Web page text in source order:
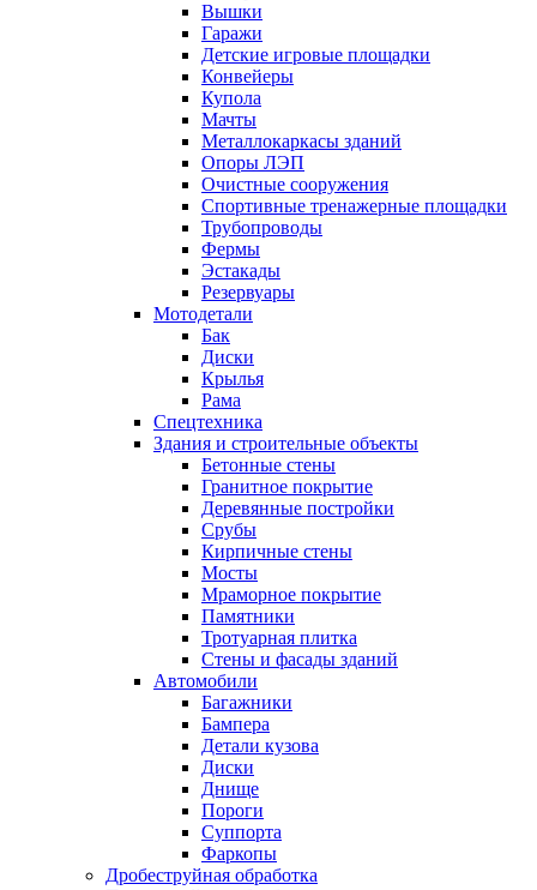
Вышки
Гаражи
Детские игровые площадки
Конвейеры
Купола
Мачты
Металлокаркасы зданий
Опоры ЛЭП
Очистные сооружения
Спортивные тренажерные площадки
Трубопроводы
Фермы
Эстакады
Резервуары
Мотодетали
Бак
Диски
Крылья
Рама
Спецтехника
Здания и строительные объекты
Бетонные стены
Гранитное покрытие
Деревянные постройки
Срубы
Кирпичные стены
Мосты
Мраморное покрытие
Памятники
Тротуарная плитка
Стены и фасады зданий
Автомобили
Багажники
Бампера
Детали кузова
Диски
Днище
Пороги
Суппорта
Фаркопы
Дробеструйная обработка